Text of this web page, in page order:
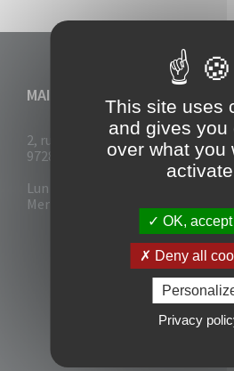
MAIRIE DU VAUCLIN
2, rue Collignon
97280 Le Vauclin
Lun - Mar : 7h30- 13h & 14h-17h
Mer-Jeu-Vend : 7h30 - 13h30
This site uses
and gives you
over what you
activate
OK, accept
Deny all
Privacy